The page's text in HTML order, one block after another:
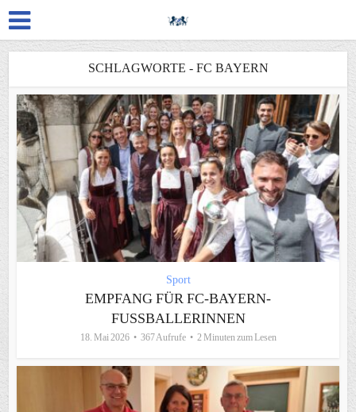
SCHLAGWORTE - FC BAYERN
Sport
EMPFANG FÜR FC-BAYERN-
FUSSBALLERINNEN
18. Mai 2026 367 Aufrufe 2 Minuten zum Lesen